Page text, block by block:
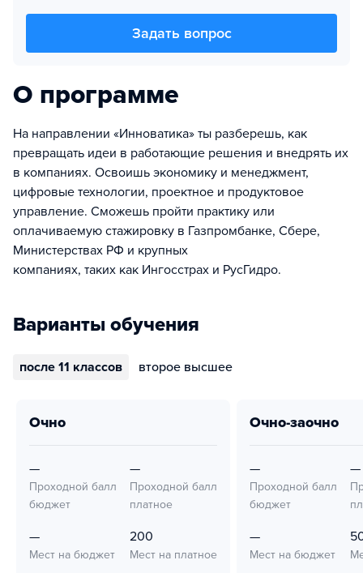
Задать вопрос
О программе
На направлении «Инноватика» ты разберешь, как
превращать идеи в работающие решения и внедрять их
в компаниях. Освоишь экономику и менеджмент,
цифровые технологии, проектное и продуктовое
управление. Сможешь пройти практику или
оплачиваемую стажировку в Газпромбанке, Сбере,
Министерствах РФ и крупных
компаниях, таких как Ингосстрах и РусГидро.
Варианты обучения
после 11 классов второе высшее
очно
—
Проходной балл
бюджет
—
Проходной балл
платное
—
Мест на бюджет
200
Мест на платное
очно-заочно
—
Проходной балл
бюджет
—
—
Мест на бюджет